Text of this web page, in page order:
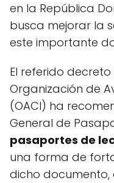
en la República
busca mejorar la
este importante
El referido
Organización de
(OACI) ha
General de
pasaportes de
una forma de
dicho documento,